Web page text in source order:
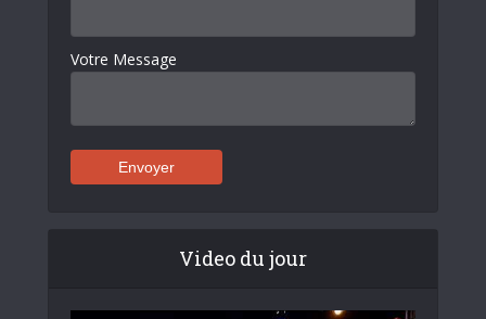
Votre Message
Video du jour